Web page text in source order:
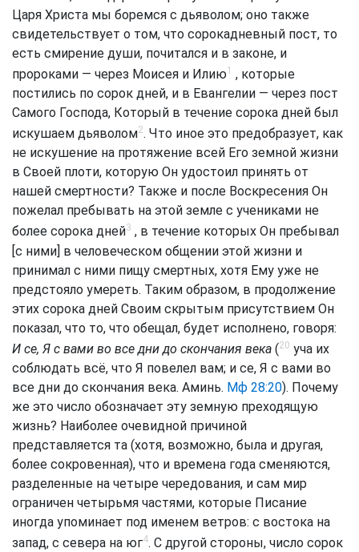
Царя Христа мы боремся с дьяволом; оно также
свидетельствует о том, что сорокадневный пост, то
есть смирение души, почитался и в законе, и
пророками — через Моисея и Илию1 , которые
постились по сорок дней, и в Евангелии — через пост
Самого Господа, Который в течение сорока дней был
искушаем дьяволом2. Что иное это предобразует, как
не искушение на протяжение всей Его земной жизни
в Своей плоти, которую Он удостоил принять от
нашей смертности? Также и после Воскресения Он
пожелал пребывать на этой земле с учениками не
более сорока дней3 , в течение которых Он пребывал
[с ними] в человеческом общении этой жизни и
принимал с ними пищу смертных, хотя Ему уже не
предстояло умереть. Таким образом, в продолжение
этих сорока дней Своим скрытым присутствием Он
показал, что то, что обещал, будет исполнено, говоря:
И се, Я с вами во все дни до скончания века (20 уча их
соблюдать всё, что Я повелел вам; и се, Я с вами во
все дни до скончания века. Аминь. Мф 28:20). Почему
же это число обозначает эту земную преходящую
жизнь? Наиболее очевидной причиной
представляется та (хотя, возможно, была и другая,
более сокровенная), что и времена года сменяются,
разделенные на четыре чередования, и сам мир
ограничен четырьмя частями, которые Писание
иногда упоминает под именем ветров: с востока на
запад, с севера на юг4. С другой стороны, число сорок